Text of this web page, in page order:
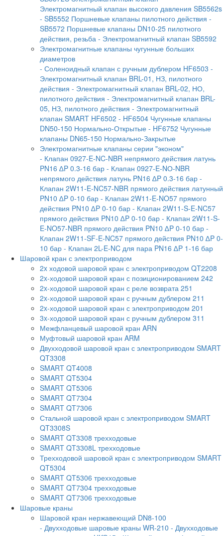
Электромагнитный клапан высокого давления SB5562s
- SB5552 Поршневые клапаны пилотного действия -
SB5572 Поршневые клапаны DN10-25 пилотного
действия, резьба - Электромагнитный клапан SB5592
Электромагнитные клапаны чугунные больших
диаметров
- Соленоидный клапан с ручным дублером HF6503 -
Электромагнитный клапан BRL-01, НЗ, пилотного
действия - Электромагнитный клапан BRL-02, НО,
пилотного действия - Электромагнитный клапан BRL-
05, НЗ, пилотного действия - Электромагнитный
клапан SMART HF6502 - HF6504 Чугунные клапаны
DN50-150 Нормально-Открытые - HF6752 Чугунные
клапаны DN65-150 Нормально-Закрытые
Электромагнитные клапаны серии "эконом"
- Клапан 0927-E-NC-NBR непрямого действия латунь
PN16 ∆P 0.3-16 бар - Клапан 0927-E-NО-NBR
непрямого действия латунь PN16 ∆P 0.3-16 бар -
Клапан 2W11-E-NC57-NBR прямого действия латунный
PN10 ∆P 0-10 бар - Клапан 2W11-E-NO57 прямого
действия PN10 ∆P 0-10 бар - Клапан 2W11-S-E-NC57
прямого действия PN10 ∆P 0-10 бар - Клапан 2W11-S-
E-NO57-NBR прямого действия PN10 ∆P 0-10 бар -
Клапан 2W11-SF-E-NC57 прямого действия PN10 ∆P 0-
10 бар - Клапан 2L-E-NC для пара PN16 ∆P 1-16 бар
Шаровой кран с электроприводом
2x ходовой шаровой кран с электроприводом QT2208
2x-ходовой шаровой кран с позиционированием 242
2x-ходовой шаровой кран с реле возврата 251
2x-ходовой шаровой кран с ручным дублером 211
2x-ходовой шаровой кран с электроприводом 201
3x-ходовой шаровой кран с ручным дублером 311
Межфланцевый шаровой кран ARN
Муфтовый шаровой кран ARM
Двухходовой шаровой кран с электроприводом SMART
QT3308
SMART QT4008
SMART QT5304
SMART QT5306
SMART QT7304
SMART QT7306
Стальной шаровой кран с электроприводом SMART
QT3308S
SMART QT3308 трехходовые
SMART QT3308L трехходовые
Трехходовой шаровой кран с электроприводом SMART
QT5304
SMART QT5306 трехходовые
SMART QT7304 трехходовые
SMART QT7306 трехходовые
Шаровые краны
Шаровой кран нержавеющий DN8-100
- Двухходовые шаровые краны WR-210 - Двухходовые